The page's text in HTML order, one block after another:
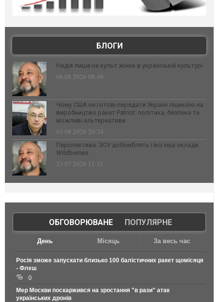
БЛОГИ
Надія лише на культ жінки в українській культурі
06.08.2026 08:49
Чому США не готові передати Україні ліцензію на
виробництво ракет Patriot: політика, безпека та
можливі альтернативи
03.08.2026 20:24
Перспектива: ЗСУ добомблять і всі інші склади
Wildberries
23.07.2026 11:31
ОБГОВОРЮВАНЕ| ПОПУЛЯРНЕ
День Місяць За весь час
Росія зможе запускати близько 100 балістичних ракет щомісяця
- Флеш
0
Мер Москви поскаржився на зростання "в рази" атак
українських дронів